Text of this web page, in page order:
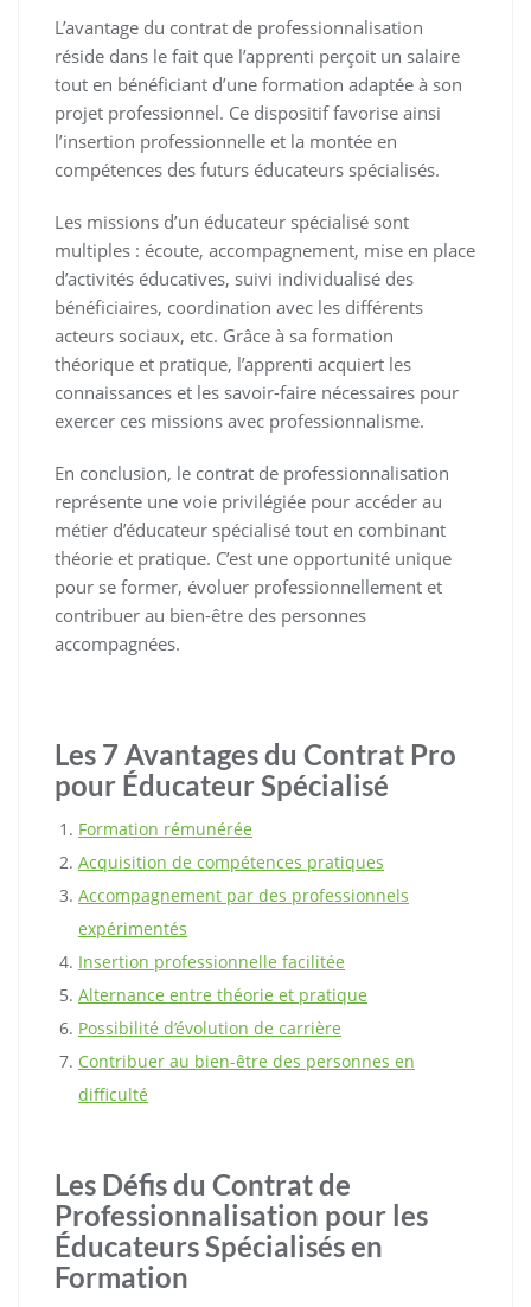
L’avantage du contrat de professionnalisation
réside dans le fait que l’apprenti perçoit un salaire
tout en bénéficiant d’une formation adaptée à son
projet professionnel. Ce dispositif favorise ainsi
l’insertion professionnelle et la montée en
compétences des futurs éducateurs spécialisés.
Les missions d’un éducateur spécialisé sont
multiples : écoute, accompagnement, mise en place
d’activités éducatives, suivi individualisé des
bénéficiaires, coordination avec les différents
acteurs sociaux, etc. Grâce à sa formation
théorique et pratique, l’apprenti acquiert les
connaissances et les savoir-faire nécessaires pour
exercer ces missions avec professionnalisme.
En conclusion, le contrat de professionnalisation
représente une voie privilégiée pour accéder au
métier d’éducateur spécialisé tout en combinant
théorie et pratique. C’est une opportunité unique
pour se former, évoluer professionnellement et
contribuer au bien-être des personnes
accompagnées.
Les 7 Avantages du Contrat Pro
pour Éducateur Spécialisé
Formation rémunérée
Acquisition de compétences pratiques
Accompagnement par des professionnels
expérimentés
Insertion professionnelle facilitée
Alternance entre théorie et pratique
Possibilité d’évolution de carrière
Contribuer au bien-être des personnes en
difficulté
Les Défis du Contrat de
Professionnalisation pour les
Éducateurs Spécialisés en
Formation